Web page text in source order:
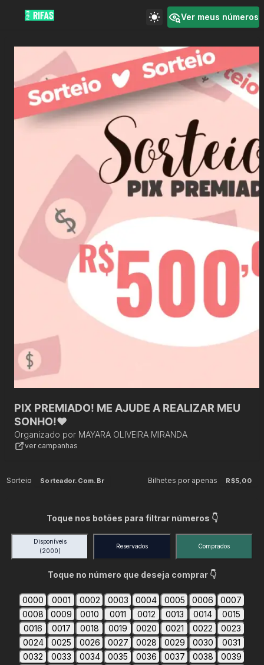
Ver meus números
PIX PREMIADO! ME AJUDE A REALIZAR MEU
SONHO!♥️
Organizado por MAYARA OLIVEIRA MIRANDA
ver campanhas
Sorteio Sorteador.com.br Bilhetes por apenas R$5,00
Toque nos botões para filtrar números 👇
Disponíveis
(2000)
Reservados Comprados
Toque no número que deseja comprar 👇
0000 0001 0002 0003 0004 0005 0006
0007
0008
0009 0010 0011 0012 0013 0014
0015
0016
0017 0018 0019 0020 0021 0022
0023
0024
0025 0026 0027 0028 0029 0030
0031
0032
0033 0034 0035 0036 0037 0038
0039